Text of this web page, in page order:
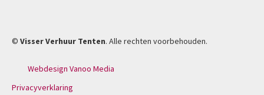
© Visser Verhuur Tenten. Alle rechten voorbehouden.
Webdesign Vanoo Media
Privacyverklaring